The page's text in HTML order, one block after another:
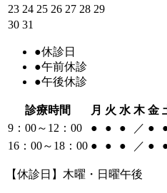
23 24 25 26 27 28 29
30 31
●休診日
●午前休診
●午後休診
診療時間 月 火 水 木 金
9：00～12：00
● ● ● ／ ●
16：00～18：00 ● ● ● ／ ●
【休診日】木曜・日曜午後